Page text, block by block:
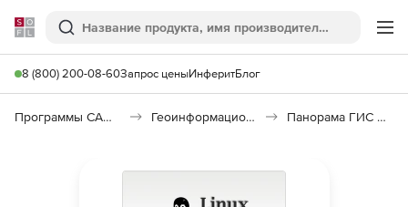
Softline
Поиск
8 (800) 200-08-60Запрос ценыИнферитБлог
Программы САПР и ГИС Геоинформационные системы (ГИС) Панорама ГИС Конструктор